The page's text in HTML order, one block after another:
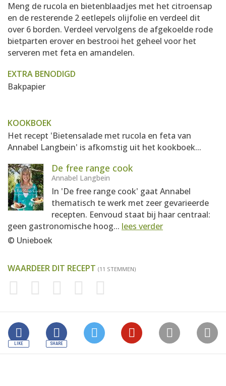
Meng de rucola en bietenblaadjes met het citroensap
en de resterende 2 eetlepels olijfolie en verdeel dit
over 6 borden. Verdeel vervolgens de afgekoelde rode
bietparten erover en bestrooi het geheel voor het
serveren met feta en amandelen.
EXTRA BENODIGD
Bakpapier
KOOKBOEK
Het recept 'Bietensalade met rucola en feta van
Annabel Langbein' is afkomstig uit het kookboek...
De free range cook
Annabel Langbein
In 'De free range cook' gaat Annabel
thematisch te werk met zeer gevarieerde
recepten. Eenvoud staat bij haar centraal:
geen gastronomische hoog... lees verder
© Unieboek
WAARDEER DIT RECEPT (11 STEMMEN)